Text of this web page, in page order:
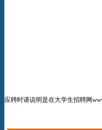
应聘时请说明是在大学生招聘网